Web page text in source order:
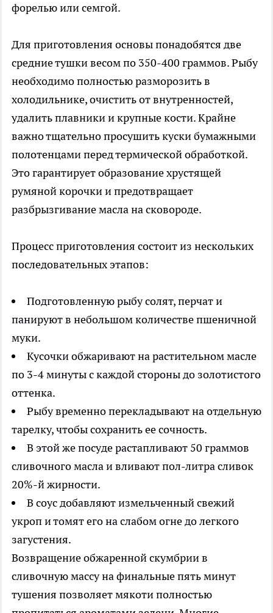
форелью или семгой.
Для приготовления основы понадобятся две
средние тушки весом по 350-400 граммов. Рыбу
необходимо полностью разморозить в
холодильнике, очистить от внутренностей,
удалить плавники и крупные кости. Крайне
важно тщательно просушить куски бумажными
полотенцами перед термической обработкой.
Это гарантирует образование хрустящей
румяной корочки и предотвращает
разбрызгивание масла на сковороде.
Процесс приготовления состоит из нескольких
последовательных этапов:
Подготовленную рыбу солят, перчат и
панируют в небольшом количестве пшеничной
муки.
Кусочки обжаривают на растительном масле
по 3-4 минуты с каждой стороны до золотистого
оттенка.
Рыбу временно перекладывают на отдельную
тарелку, чтобы сохранить ее сочность.
В этой же посуде растапливают 50 граммов
сливочного масла и вливают пол-литра сливок
20%-й жирности.
В соус добавляют измельченный свежий
укроп и томят его на слабом огне до легкого
загустения.
Возвращение обжаренной скумбрии в
сливочную массу на финальные пять минут
тушения позволяет мякоти полностью